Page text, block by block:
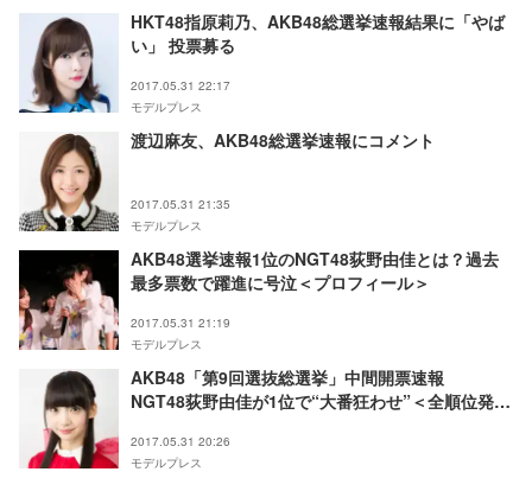
HKT48指原莉乃、AKB48総選挙速報結果に「やば
い」 投票募る
2017.05.31 22:17
モデルプレス
渡辺麻友、AKB48総選挙速報にコメント
2017.05.31 21:35
モデルプレス
AKB48選挙速報1位のNGT48荻野由佳とは？過去
最多票数で躍進に号泣＜プロフィール＞
2017.05.31 21:19
モデルプレス
AKB48「第9回選抜総選挙」中間開票速報
NGT48荻野由佳が1位で“大番狂わせ”＜全順位発表
2017.05.31 20:26
モデルプレス